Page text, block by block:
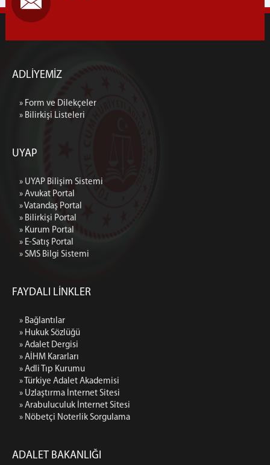
ADLİYEMİZ
» Form ve Dilekçeler
» Bilirkişi Listeleri
UYAP
» UYAP Bilişim Sistemi
» Avukat Portal
» Vatandaş Portal
» Bilirkişi Portal
» Kurum Portal
» E-Satış Portal
» SMS Bilgi Sistemi
FAYDALI LİNKLER
» Bağlantılar
» Hukuk Sözlüğü
» Adalet Dergisi
» AİHM Kararları
» Adli Tıp Kurumu
» Türkiye Adalet Akademisi
» Uzlaştırma İnternet Sitesi
» Arabuluculuk İnternet Sitesi
» Nöbetçi Noterlik Sorgulama
ADALET BAKANLIĞI